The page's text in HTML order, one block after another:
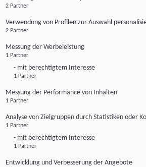
2 Partner
Verwendung von Profilen zur Auswahl
2 Partner
Messung der Werbeleistung
1 Partner
- mit berechtigtem Interesse
1 Partner
Messung der Performance von Inhalten
1 Partner
Analyse von Zielgruppen durch Statistiken oder
1 Partner
- mit berechtigtem Interesse
1 Partner
Entwicklung und Verbesserung der Angebote